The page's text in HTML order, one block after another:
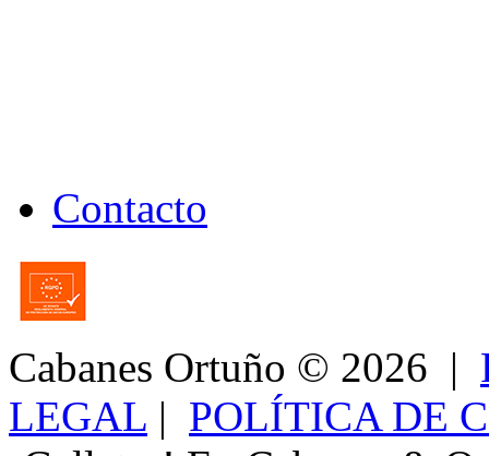
Contacto
Cabanes Ortuño © 2026 |
LEGAL | POLÍTICA DE